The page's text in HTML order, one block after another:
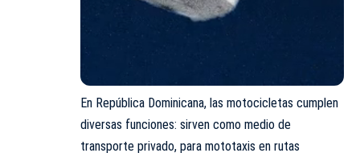
En República Dominicana, las motocicletas cumplen
diversas funciones: sirven como medio de
transporte privado, para mototaxis en rutas